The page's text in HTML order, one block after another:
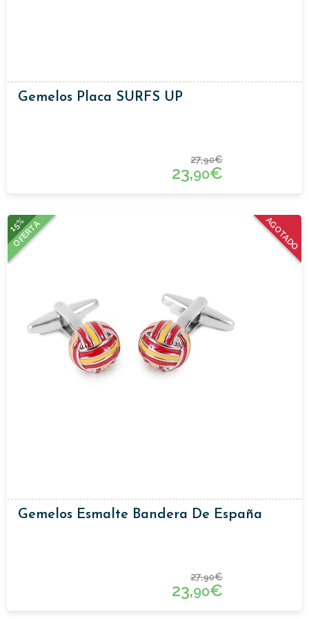
Gemelos Placa SURFS UP
27,90€
23,90€
AGOTADO
15%
OFERTA
Gemelos Esmalte Bandera De España
27,90€
23,90€